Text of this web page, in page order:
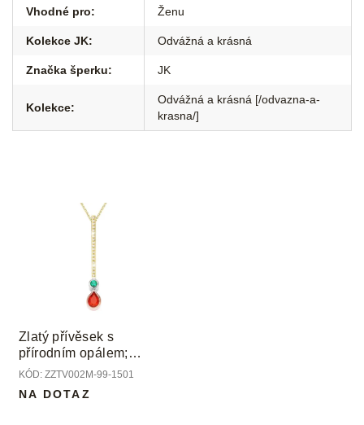
Vhodné pro: Ženu
Kolekce JK: Odvážná a krásná
Značka šperku: JK
Kolekce:
Odvážná a krásná [/odvazna-a-
krasna/]
Zlatý přívěsek s
přírodním opálem;
smaragdem a diamanty
KÓD: ZZTV002M-99-1501
NA DOTAZ